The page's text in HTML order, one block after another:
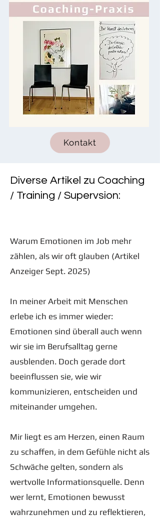
Kontakt
Diverse Artikel zu Coaching
/ Training / Supervsion:
Warum Emotionen im Job mehr
zählen, als wir oft glauben (Artikel
Anzeiger Sept. 2025)
In meiner Arbeit mit Menschen
erlebe ich es immer wieder:
Emotionen sind überall auch wenn
wir sie im Berufsalltag gerne
ausblenden. Doch gerade dort
beeinflussen sie, wie wir
kommunizieren, entscheiden und
miteinander umgehen.
Mir liegt es am Herzen, einen Raum
zu schaffen, in dem Gefühle nicht als
Schwäche gelten, sondern als
wertvolle Informationsquelle. Denn
wer lernt, Emotionen bewusst
wahrzunehmen und zu reflektieren,